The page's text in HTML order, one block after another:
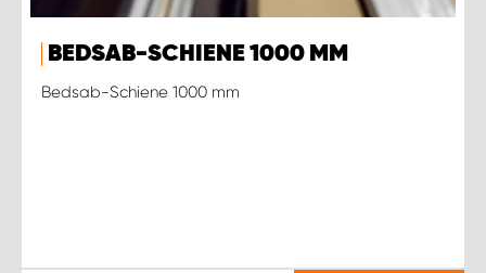
BEDSAB-SCHIENE 1000 MM
Bedsab-Schiene 1000 mm